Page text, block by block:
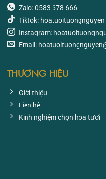
Zalo: 0583 678 666
Tiktok: hoatuoituongnguyen
Instagram:
Email:
THƯƠNG HIỆU
Giới thiệu
Liên hệ
Kinh nghiệm chọn hoa tươi